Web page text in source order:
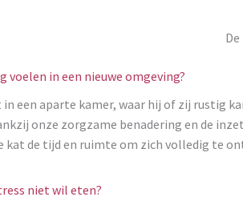
voelen in een nieuwe omgeving?
een aparte kamer, waar hij of zij rustig
onze zorgzame benadering en de
kat de tijd en ruimte om zich volledig te
niet wil eten?